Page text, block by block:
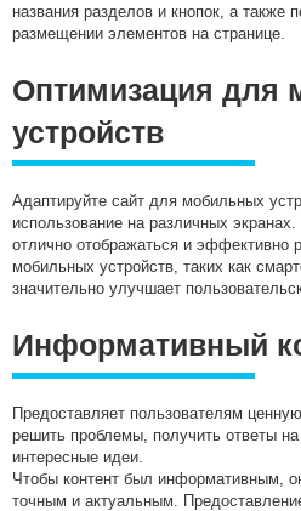
названия разделов и кнопок, а также
размещении элементов на странице.
Оптимизация для
устройств
Адаптируйте сайт для мобильных
использование на различных
отлично отображаться и эффективно
мобильных устройств, таких как
значительно улучшает
Информативный
Предоставляет пользователям
решить проблемы, получить ответы
интересные идеи.
Чтобы контент был информативным,
точным и актуальным.